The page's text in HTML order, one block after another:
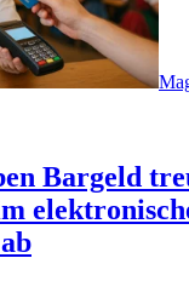
Bargeld